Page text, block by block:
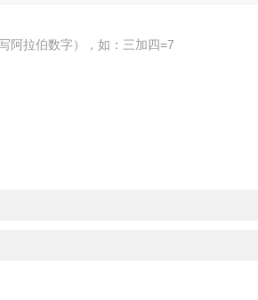
阿拉伯数字），如：三加四=7